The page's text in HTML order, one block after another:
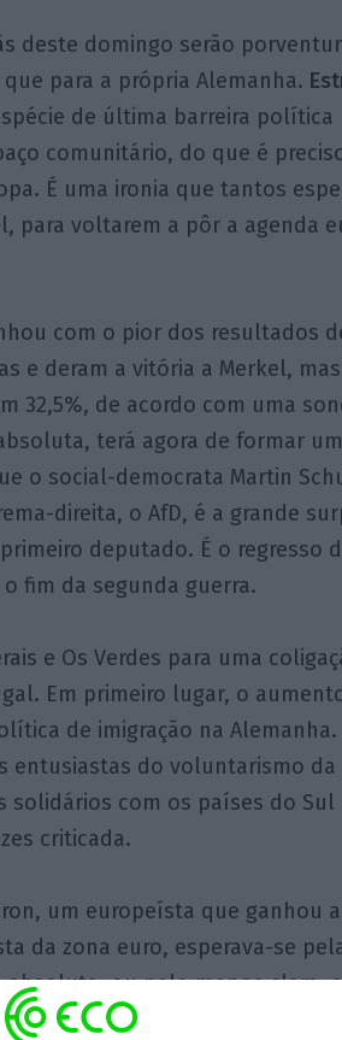
deste domingo serão
para a própria Alemanha.
de última barreira política
comunitário, do que é
É uma ironia que tantos
para voltarem a pôr a agenda
com o pior dos resultados
e deram a vitória a Merkel,
32,5%, de acordo com uma
terá agora de formar
o social-democrata Martin
direita, o AfD, é a grande
deputado. É o regresso
fim da segunda guerra.
e Os Verdes para uma
Em primeiro lugar, o
de imigração na Alemanha.
entusiastas do voluntarismo
solidários com os países do Sul
criticada.
um europeísta que ganhou
da zona euro, esperava-se
ou pelo menos clara,
obriguem a chanceler a ser